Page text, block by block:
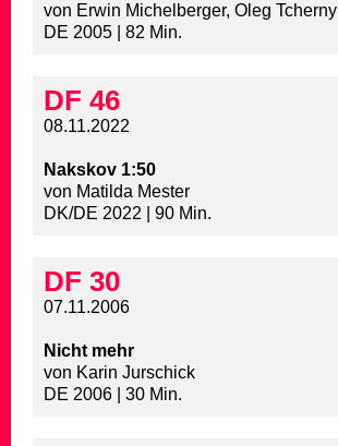
von Erwin Michelberger, Oleg Tcherny
DE 2005 | 82 Min.
DF 46
08.11.2022
Nakskov 1:50
von Matilda Mester
DK/DE 2022 | 90 Min.
DF 30
07.11.2006
Nicht mehr
von Karin Jurschick
DE 2006 | 30 Min.